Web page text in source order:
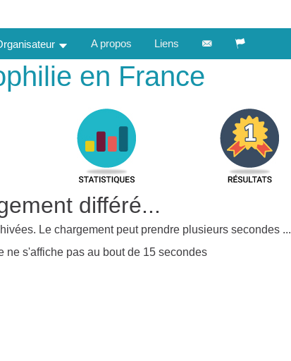
A propos Liens
en France
différé...
Le chargement peut prendre plusieurs secondes ...
ne s'affiche pas au bout de 15 secondes